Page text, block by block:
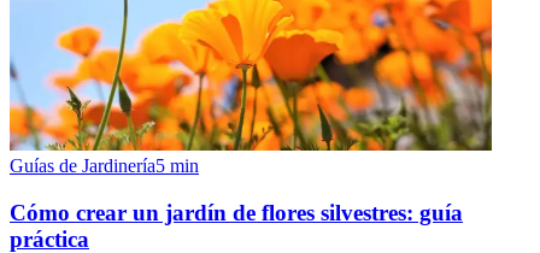
Guías de Jardinería5 min
Cómo crear un jardín de flores silvestres: guía
práctica